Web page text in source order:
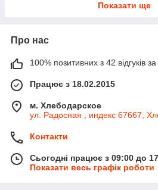
Показати ще
Про нас
100% позитивних з 42 відгуків за
Працює з 18.02.2015
м. Хлебодарское
ул. Радосная , индекс 67667,
Контакти
Сьогодні працює з 09:00 до
Показати весь графік роботи